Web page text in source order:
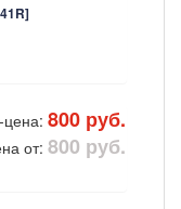
цена: 800 руб.
от: 800 руб.